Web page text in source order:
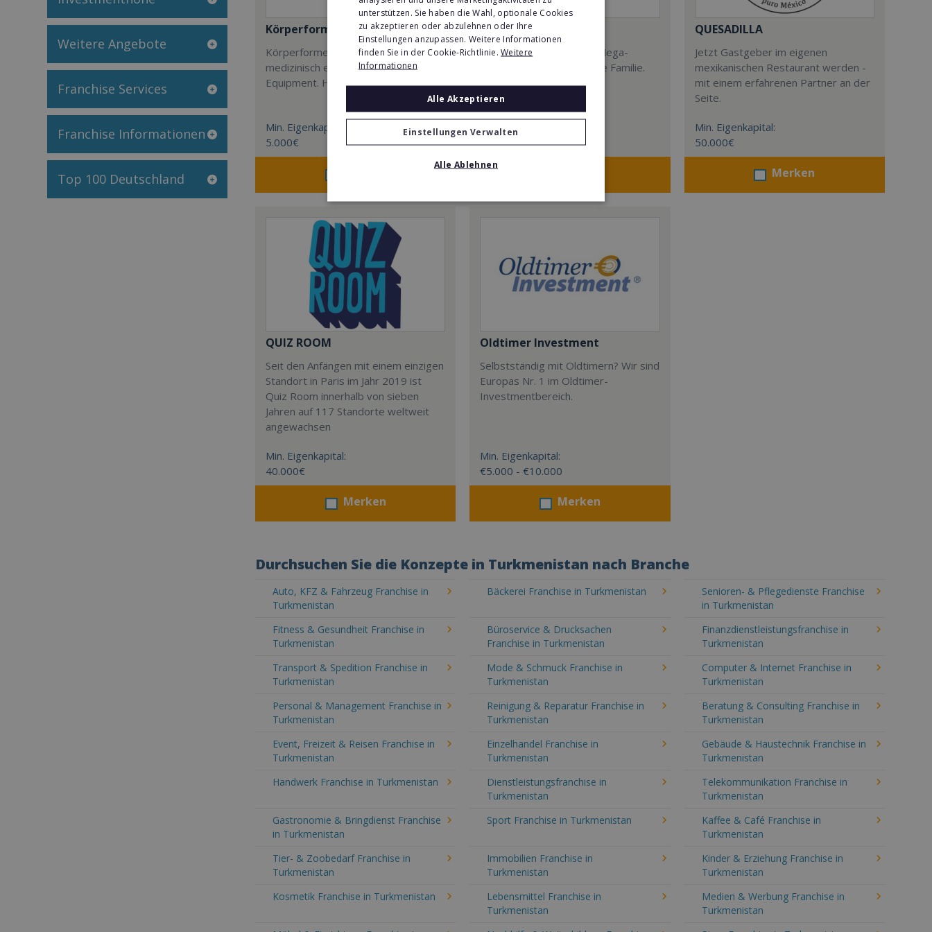
Weitere Angebote
Franchise Services
Franchise Informationen
Top 100 Deutschland
Körperformen EMS
Körperformen - Erfolg mit
medizinisch erprobtem EMS-
Equipment. Hier mehr erfahren
Min. Eigenkapital:
5.000€
Mindways 3D TrickArt
3D TrickArt ist der neue Mega-
Freizeittrend für die ganze Familie.
Min. Eigenkapital:
100.000€
QUESADILLA
Jetzt Gastgeber im eigenen
mexikanischen Restaurant werden -
mit einem erfahrenen Partner an der
Seite.
Min. Eigenkapital:
50.000€
Merken
QUIZ ROOM
Seit den Anfängen mit einem einzigen
Standort in Paris im Jahr 2019 ist
Quiz Room innerhalb von sieben
Jahren auf 117 Standorte weltweit
angewachsen
Min. Eigenkapital:
40.000€
Merken
Oldtimer Investment
Selbstständig mit Oldtimern? Wir sind
Europas Nr. 1 im Oldtimer-
Investmentbereich.
Min. Eigenkapital:
€5.000 - €10.000
Merken
Durchsuchen Sie die Konzepte in Turkmenistan nach Branche
Auto, KFZ & Fahrzeug Franchise in
Turkmenistan
Bäckerei Franchise in Turkmenistan
Senioren- & Pflegedienste Franchise
in Turkmenistan
Fitness & Gesundheit Franchise in
Turkmenistan
Büroservice & Drucksachen
Franchise in Turkmenistan
Finanzdienstleistungsfranchise in
Turkmenistan
Transport & Spedition Franchise in
Turkmenistan
Mode & Schmuck Franchise in
Turkmenistan
Computer & Internet Franchise in
Turkmenistan
Personal & Management Franchise in
Turkmenistan
Reinigung & Reparatur Franchise in
Turkmenistan
Beratung & Consulting Franchise in
Turkmenistan
Event, Freizeit & Reisen Franchise in
Turkmenistan
Einzelhandel Franchise in
Turkmenistan
Gebäude & Haustechnik Franchise in
Turkmenistan
Handwerk Franchise in Turkmenistan
Dienstleistungsfranchise in
Turkmenistan
Telekommunikation Franchise in
Turkmenistan
Gastronomie & Bringdienst Franchise
in Turkmenistan
Sport Franchise in Turkmenistan
Kaffee & Café Franchise in
Turkmenistan
Tier- & Zoobedarf Franchise in
Turkmenistan
Immobilien Franchise in
Turkmenistan
Kinder & Erziehung Franchise in
Turkmenistan
Kosmetik Franchise in Turkmenistan
Lebensmittel Franchise in
Turkmenistan
Medien & Werbung Franchise in
Turkmenistan
unterstützen. Sie haben die Wahl, optionale Cookies
zu akzeptieren oder abzulehnen oder Ihre
Einstellungen anzupassen. Weitere Informationen
finden Sie in der Cookie-Richtlinie.Weitere
Informationen
Alle Akzeptieren
Einstellungen Verwalten
Alle Ablehnen